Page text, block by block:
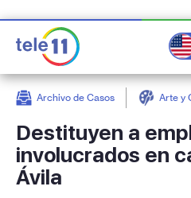
Archivo de Casos Arte y
Destituyen a
involucrados en
Ávila
post